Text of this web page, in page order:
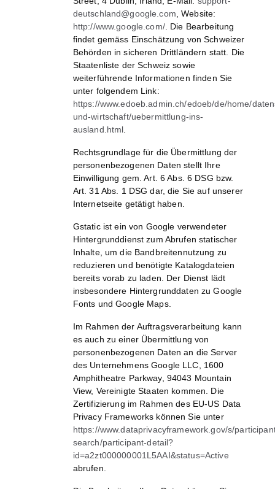
deutschland@google.com , Website:
http://www.google.com/. Die Bearbeitung
findet gemäss Einschätzung von Schweizer
Behörden in sicheren Drittländern statt. Die
Staatenliste der Schweiz sowie
weiterführende Informationen finden Sie
unter folgendem Link:
https://www.edoeb.admin.ch/edoeb/de/home/
und-wirtschaft/uebermittlung-ins-
ausland.html
Rechtsgrundlage für die Übermittlung der
personenbezogenen Daten stellt Ihre
Einwilligung gem. Art. 6 Abs. 6 DSG bzw.
Art. 31 Abs. 1 DSG dar, die Sie auf unserer
Internetseite getätigt haben.
Gstatic ist ein von Google verwendeter
Hintergrunddienst zum Abrufen statischer
Inhalte, um die Bandbreitennutzung zu
reduzieren und benötigte Katalogdateien
bereits vorab zu laden. Der Dienst lädt
insbesondere Hintergrunddaten zu Google
Fonts und Google Maps.
Im Rahmen der Auftragsverarbeitung kann
es auch zu einer Übermittlung von
personenbezogenen Daten an die Server
des Unternehmens Google LLC, 1600
Amphitheatre Parkway, 94043 Mountain
View, Vereinigte Staaten kommen. Die
Zertifizierung im Rahmen des EU-US Data
Privacy Frameworks können Sie unter
https://www.dataprivacyframework.gov/s/
search/participant-detail?
id=a2zt000000001L5AAI&status=Active
abrufen.